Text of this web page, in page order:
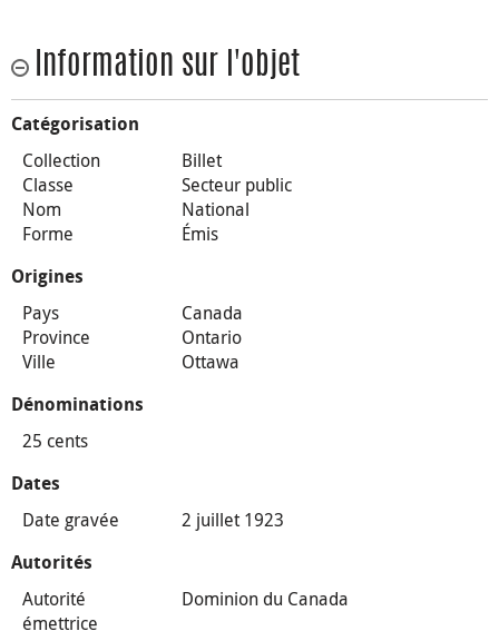
Information sur l'objet
Catégorisation
Collection
Billet
Classe
Secteur public
Nom
National
Forme
Émis
Origines
Pays
Canada
Province
Ontario
Ville
Ottawa
Dénominations
25 cents
Dates
Date gravée 2 juillet 1923
Autorités
Autorité
émettrice
Dominion du Canada